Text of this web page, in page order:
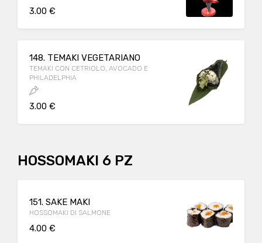
3.00 €
148. TEMAKI VEGETARIANO
TEMAKI CON CETRIOLO, AVOCADO E
PHILADELPHIA
3.00 €
HOSSOMAKI 6 PZ
151. SAKE MAKI
HOSSOMAKI DI SALMONE
4.00 €